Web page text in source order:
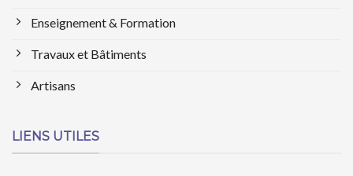
Enseignement & Formation
Travaux et Bâtiments
Artisans
LIENS UTILES